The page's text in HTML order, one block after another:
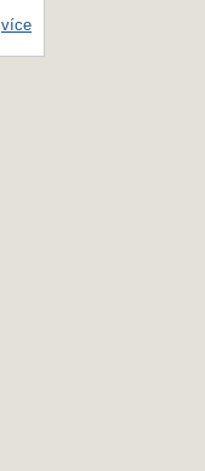
více